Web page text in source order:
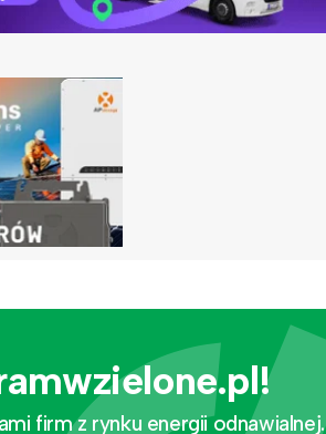
firm z rynku energii odnawialnej.